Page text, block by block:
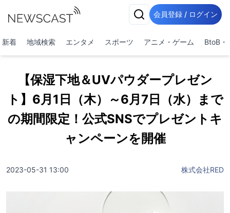
会員登録 / ログイン
新着 地域検索 エンタメ スポーツ アニメ・ゲーム BtoB・
【保湿下地＆UVパウダープレゼン
ト】6月1日（木）～6月7日（水）まで
の期間限定！公式SNSでプレゼントキ
ャンペーンを開催
2023-05-31 13:00 株式会社RED